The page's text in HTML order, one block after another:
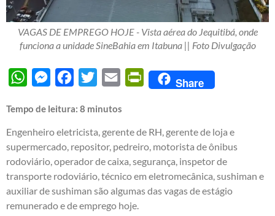
VAGAS DE EMPREGO HOJE - Vista aérea do Jequitibá, onde
funciona a unidade SineBahia em Itabuna || Foto Divulgação
WhatsAppMessengerFacebook
Twitter Email PrintFriendly
Share
Tempo de leitura: 8 minutos
Engenheiro eletricista, gerente de RH, gerente de loja e
supermercado, repositor, pedreiro, motorista de ônibus
rodoviário, operador de caixa, segurança, inspetor de
transporte rodoviário, técnico em eletromecânica, sushiman e
auxiliar de sushiman são algumas das vagas de estágio
remunerado e de emprego hoje.